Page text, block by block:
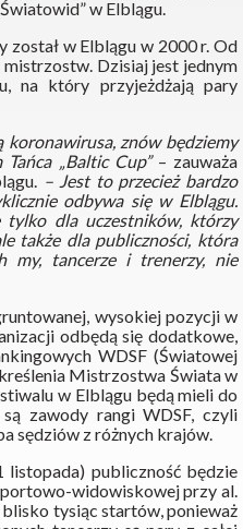
w Elblągu.
został w Elblągu w 2000 r. Od
Dzisiaj jest jednym
na który przyjeżdżają pary
koronawirusa, znów będziemy
„Baltic Cup”– zauważa
– Jest to przecież bardzo
odbywa się w Elblągu.
tylko dla uczestników, którzy
także dla publiczności, która
my, tancerze i trenerzy, nie
wysokiej pozycji w
odbędą się dodatkowe,
WDSF (Światowej
Mistrzostwa Świata w
w Elblągu będą mieli do
zawody rangi WDSF, czyli
sędziów z różnych krajów.
publiczność będzie
widowiskowej przy al.
tysiąc startów, ponieważ